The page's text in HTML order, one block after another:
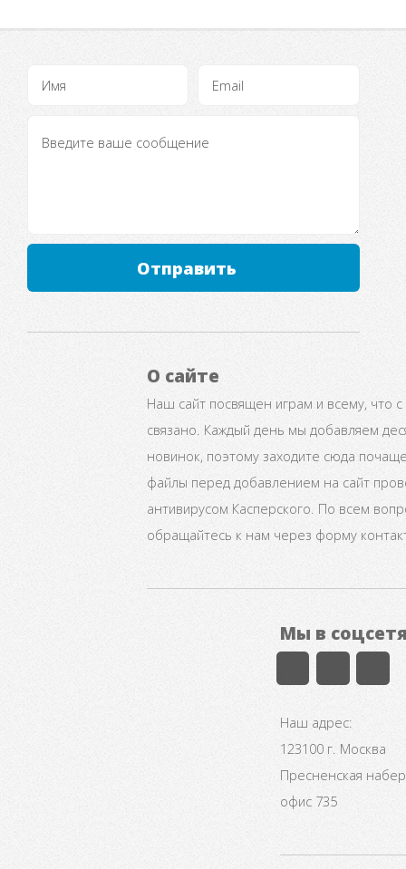
Отправить
О сайте
Наш сайт посвящен играм и всему, что
связано. Каждый день мы добавляем
новинок, поэтому заходите сюда
файлы перед добавлением на сайт
антивирусом Касперского. По всем
обращайтесь к нам через форму
Мы в
Наш адрес:
123100 г. Москва
Пресненская
офис 735